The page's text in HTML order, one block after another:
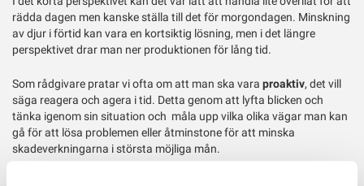
rädda dagen men kanske ställa till det för morgondagen. Minskning
av djur i förtid kan vara en kortsiktig lösning, men i det längre
perspektivet drar man ner produktionen för lång tid.
Som rådgivare pratar vi ofta om att man ska vara proaktiv, det vill
säga reagera och agera i tid. Detta genom att lyfta blicken och
tänka igenom sin situation och måla upp vilka olika vägar man kan
gå för att lösa problemen eller åtminstone för att minska
skadeverkningarna i största möjliga mån.